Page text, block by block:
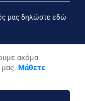
μας δηλώστε εδώ
email
ακόμα
Μάθετε